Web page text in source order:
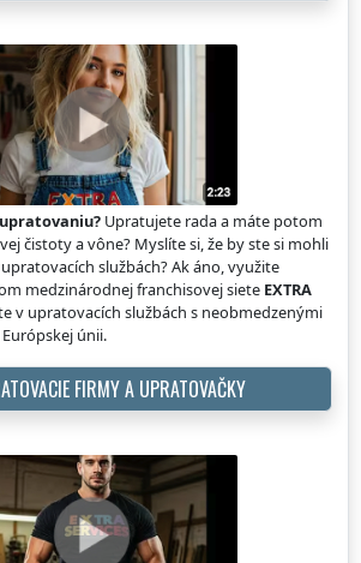
Upratujete rada a máte potom
čistoty a vône? Myslíte si, že by ste si mohli
službách? Ak áno, využite
medzinárodnej franchisovej siete EXTRA
v upratovacích službách s neobmedzenými
únii.
FIRMY A UPRATOVAČKY